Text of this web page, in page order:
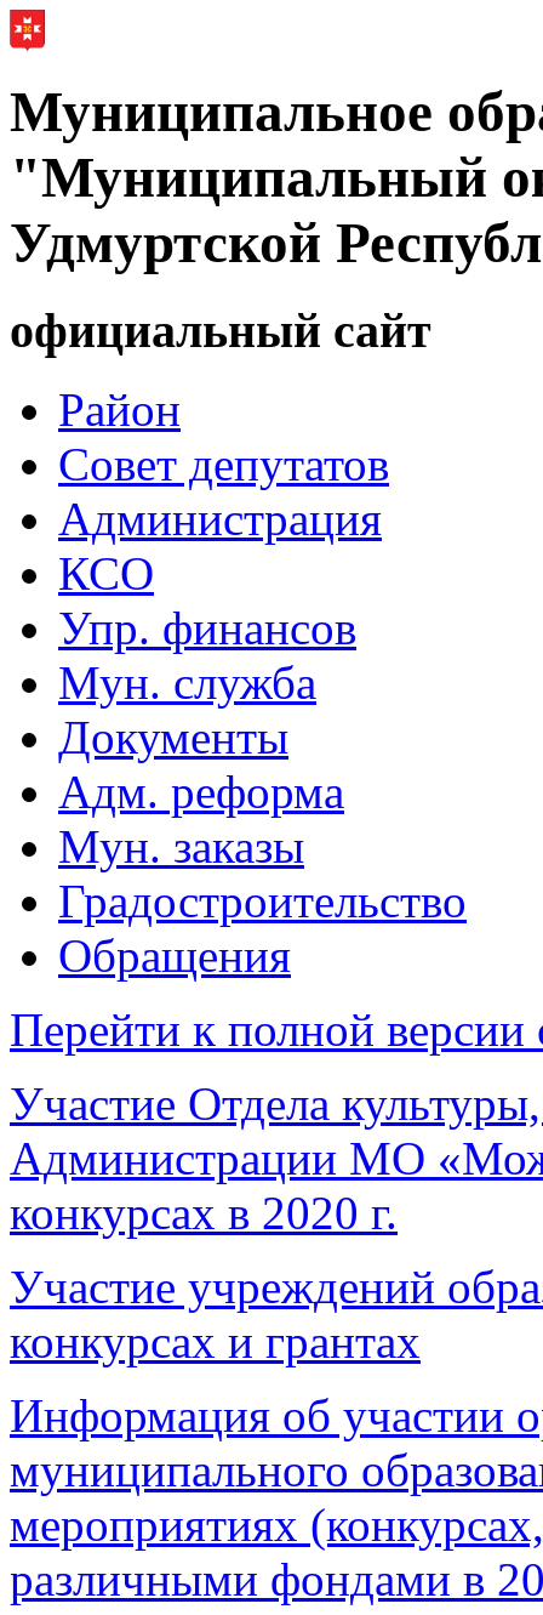
Муниципальное
"Муниципальный
Удмуртской
официальный сайт
Район
Совет депутатов
Администрация
КСО
Упр. финансов
Мун. служба
Документы
Адм. реформа
Мун. заказы
Градостроительство
Обращения
Перейти к полной версии
Участие Отдела
Администрации МО
конкурсах в 2020 г.
Участие учреждений
конкурсах и грантах
Информация об участии
муниципального
мероприятиях
различными фондами в